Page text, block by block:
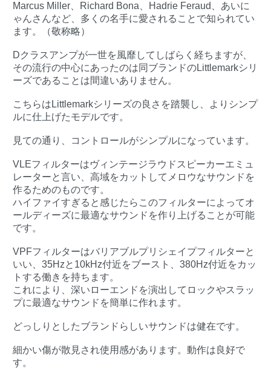
Marcus Miller、Richard Bona、Hadrie Feraud、あいに
ゃんさんなど、多くの名手に愛されることで知られてい
ます。（敬称略）
Dクラスアンプが一世を風靡してしばらく経ちますが、
その流行の中心にあったのは同ブランドのLittlemarkシリ
ーズであることは間違いありません。
こちらはLittlemarkシリーズの良さを踏襲し、よりシンプ
ルに仕上げたモデルです。
見ての通り、コントロールがシンプルになっています。
VLEフィルターはヴィンテージラウドスピーカーエミュ
レーターと言い、高域をカットしてメロウなサウンドを
作るためのものです。
ハイファイすぎると感じたらこのフィルターによってオ
ールディーズに最適なサウンドを作り上げることが可能
です。
VPFフィルターはバリアブルプリシェイプフィルターと
いい、35Hzと10kHz付近をブースト、380Hz付近をカッ
トする働きを持ちます。
これにより、深いローエンドを演出してロックやスラッ
プに最適なサウンドを簡単に作れます。
どっしりとしたブランドらしいサウンドは健在です。
細かい傷が散見され使用感があります。動作は良好で
す。